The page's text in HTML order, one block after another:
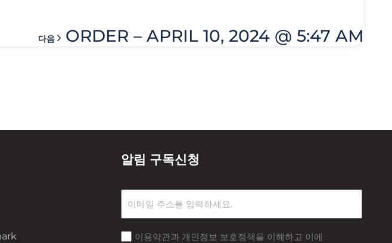
다음 ORDER – APRIL 10, 2024 @ 5:47 AM
알림 구독신청
이용약관과 개인정보 보호정책을 이해하고 이에